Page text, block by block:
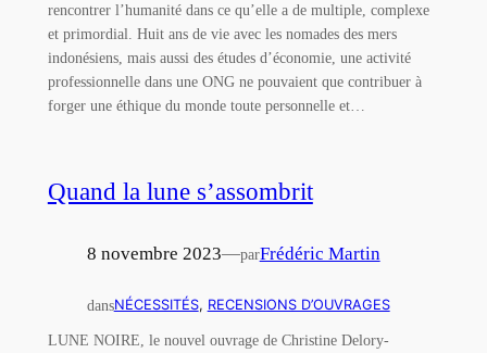
rencontrer l’humanité dans ce qu’elle a de multiple, complexe
et primordial. Huit ans de vie avec les nomades des mers
indonésiens, mais aussi des études d’économie, une activité
professionnelle dans une ONG ne pouvaient que contribuer à
forger une éthique du monde toute personnelle et…
Quand la lune s’assombrit
8 novembre 2023—parFrédéric Martin
dansNÉCESSITÉS, RECENSIONS D’OUVRAGES
LUNE NOIRE, le nouvel ouvrage de Christine Delory-